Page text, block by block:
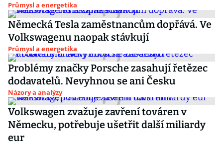
Průmysl a energetika
Německá Tesla zaměstnancům dopřává. Ve
Volkswagenu naopak stávkují
Průmysl a energetika
Problémy značky Porsche zasahují řetězec
dodavatelů. Nevyhnou se ani Česku
Názory a analýzy
Volkswagen zvažuje zavření továren v
Německu, potřebuje ušetřit další miliardy
eur